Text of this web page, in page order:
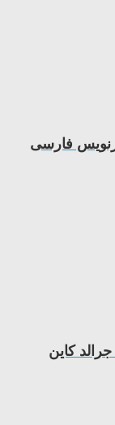
فارسی
کاین